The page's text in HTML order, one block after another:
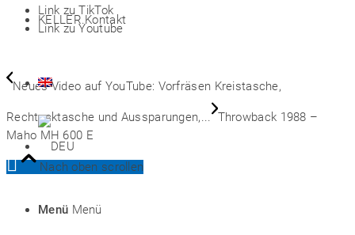
KELLER.Kontakt
Menü Menü
Link zu TikTok
Link zu Youtube
Neues Video auf YouTube: Vorfräsen Kreistasche,
Rechtecktasche und Aussparungen,... Throwback 1988 –
Maho MH 600 E
Nach oben scrollen